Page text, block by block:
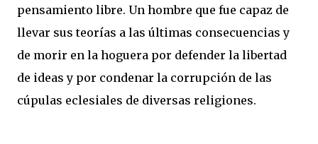
pensamiento libre. Un hombre que fue capaz de
llevar sus teorías a las últimas consecuencias y
de morir en la hoguera por defender la libertad
de ideas y por condenar la corrupción de las
cúpulas eclesiales de diversas religiones.